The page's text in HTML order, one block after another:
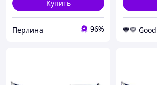
Купить
Перлина 96% 💙💛